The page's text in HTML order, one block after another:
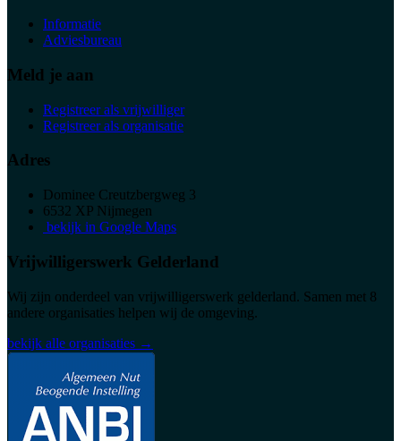
Informatie
Adviesbureau
Meld je aan
Registreer als vrijwilliger
Registreer als organisatie
Adres
Dominee Creutzbergweg 3
6532 XP Nijmegen
bekijk in Google Maps
Vrijwilligerswerk Gelderland
Wij zijn onderdeel van vrijwilligerswerk gelderland. Samen met 8
andere organisaties helpen wij de omgeving.
bekijk alle organisaties →